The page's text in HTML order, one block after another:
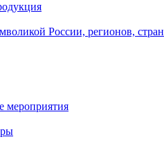
России, регионов, стран
мероприятия